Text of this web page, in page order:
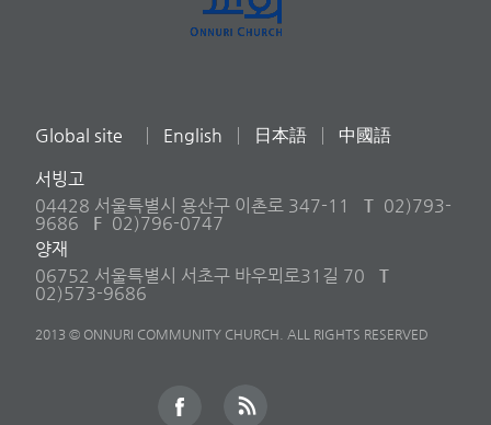
Global site English 日本語 中國語
서빙고
04428 서울특별시 용산구 이촌로 347-11
T 02)793-
9686
F 02)796-0747
양재
06752 서울특별시 서초구 바우뫼로31길 70
T
02)573-9686
2013 © ONNURI COMMUNITY CHURCH. ALL RIGHTS RESERVED